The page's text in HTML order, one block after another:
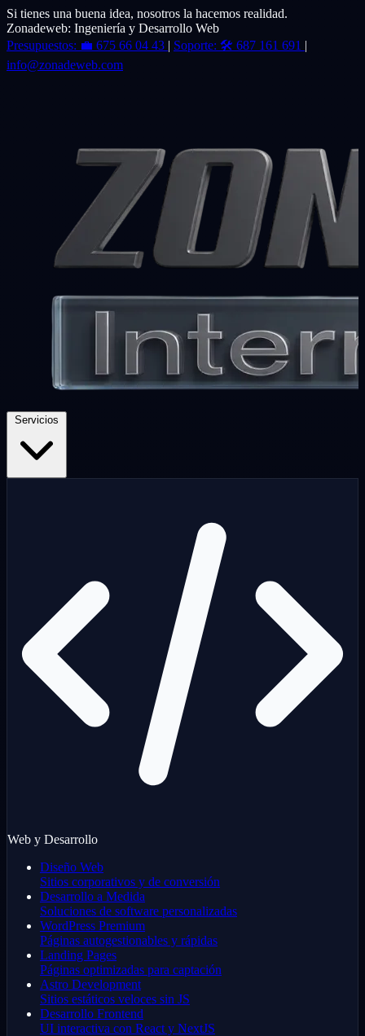
Si tienes una buena idea, nosotros la hacemos realidad.
Zonadeweb: Ingeniería y Desarrollo Web
Presupuestos: 💼 675 66 04 43 | Soporte: 🛠️ 687 161 691 |
info@zonadeweb.com
Web y Desarrollo
Diseño Web
Sitios corporativos y de conversión
Desarrollo a Medida
Soluciones de software personalizadas
WordPress Premium
Páginas autogestionables y rápidas
Landing Pages
Páginas optimizadas para captación
Astro Development
Sitios estáticos veloces sin JS
Desarrollo Frontend
UI interactiva con React y NextJS